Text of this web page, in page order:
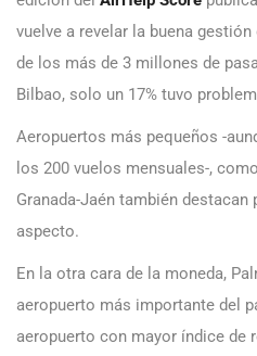
vuelve a revelar la buena
de los más de 3 millones de
Bilbao, solo un 17% tuvo
Aeropuertos más pequeños -
los 200 vuelos mensuales-,
Granada-Jaén también
aspecto.
En la otra cara de la moneda,
aeropuerto más importante del
aeropuerto con mayor índice de